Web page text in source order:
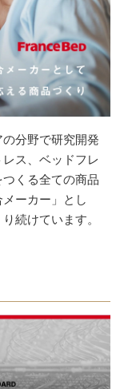
分野で研究開発
ス、ベッドフレ
くる全ての商品
ーカー」とし
続けています。